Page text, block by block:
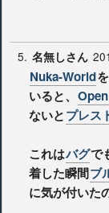
5. 名無しさん
Nuka-World
いると、
ないとプレス
これはバグで
着した瞬間ブ
に気が付いた